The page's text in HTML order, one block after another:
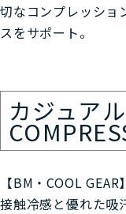
切なコンプレッショ
スをサポート。
カジュア
【BM・COOL GEAR】
接触冷感と優れた吸